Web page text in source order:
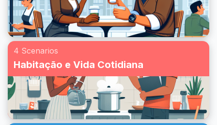
4 Scenarios
Habitação e Vida Cotidiana